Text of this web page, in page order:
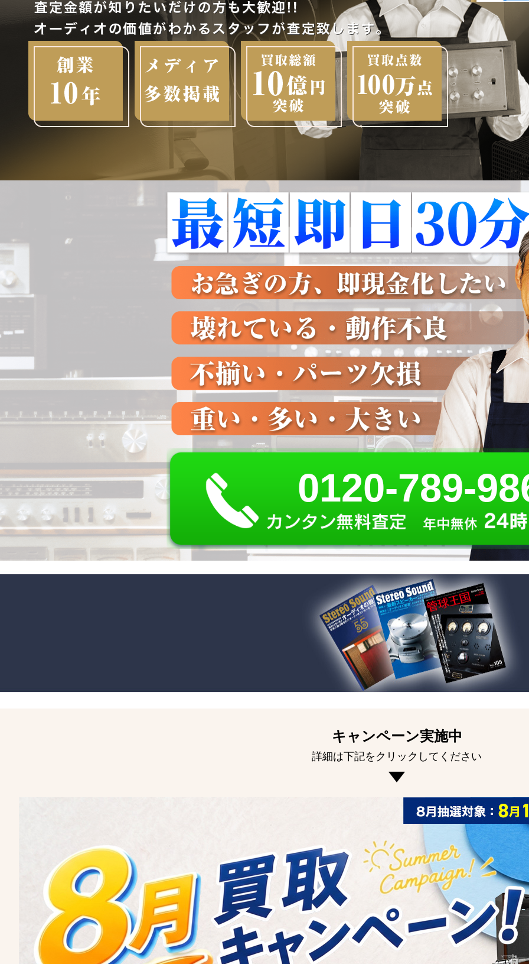
0120-789-
キャンペーン実施中
詳細は下記をクリックしてください